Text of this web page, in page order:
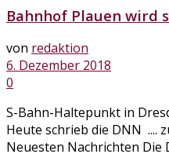
Bahnhof Plauen wird
von redaktion
6. Dezember 2018
0
S-Bahn-Haltepunkt in
Heute schrieb die DNN ....
Neuesten Nachrichten Die